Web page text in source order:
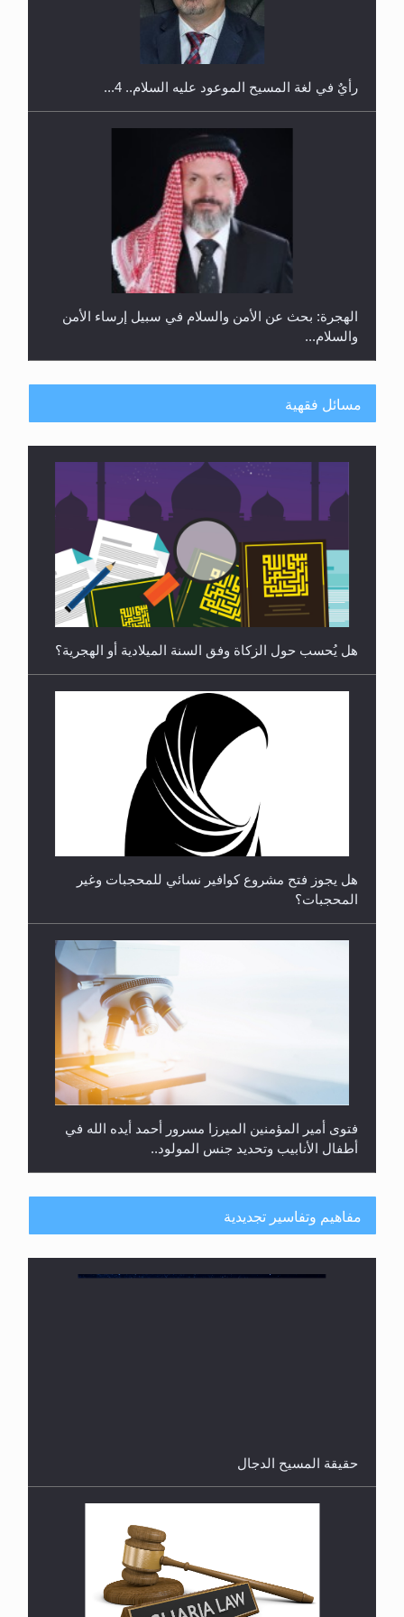
اليوم الوطني الرياضي لمجلس أنصار الله في هولندا
رأيٌ في لغة المسيح الموعود عليه السلام.. 4...
الهجرة: بحث عن الأمن والسلام في سبيل إرساء الأمن
والسلام...
رأيٌ في لغة المسيح الموعود عليه السلام ..«3» نظرة
في شعر المسيح الموعود عليه السلام.....
**الحصن الحصين من وساوس المعارضين ...**...
مسائل فقهية
هل يُحسب حول الزكاة وفق السنة الميلادية أو الهجرية؟
هل يجوز فتح مشروع كوافير نسائي للمحجبات وغير
المحجبات؟
فتوى أمير المؤمنين الميرزا مسرور أحمد أيده الله في
أطفال الأنابيب وتحديد جنس المولود..
مفاهيم وتفاسير تجديدية
حقيقة المسيح الدجال